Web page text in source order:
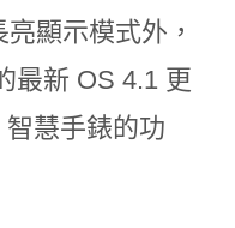
顯示模式外，
最新 OS 4.1 更
慧手錶的功